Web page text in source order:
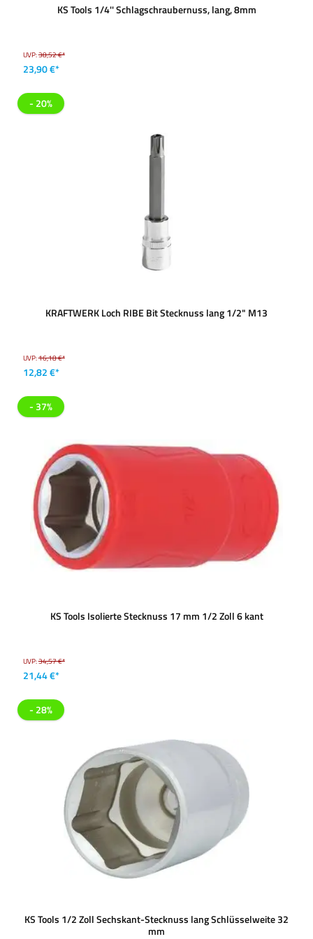
KS Tools 1/4'' Schlagschraubernuss, lang, 8mm
UVP:38,52 €*
23,90 €*
- 20%
KRAFTWERK Loch RIBE Bit Stecknuss lang 1/2" M13
UVP:16,18 €*
12,82 €*
- 37%
KS Tools Isolierte Stecknuss 17 mm 1/2 Zoll 6 kant
UVP:34,57 €*
21,44 €*
- 28%
KS Tools 1/2 Zoll Sechskant-Stecknuss lang Schlüsselweite 32
mm